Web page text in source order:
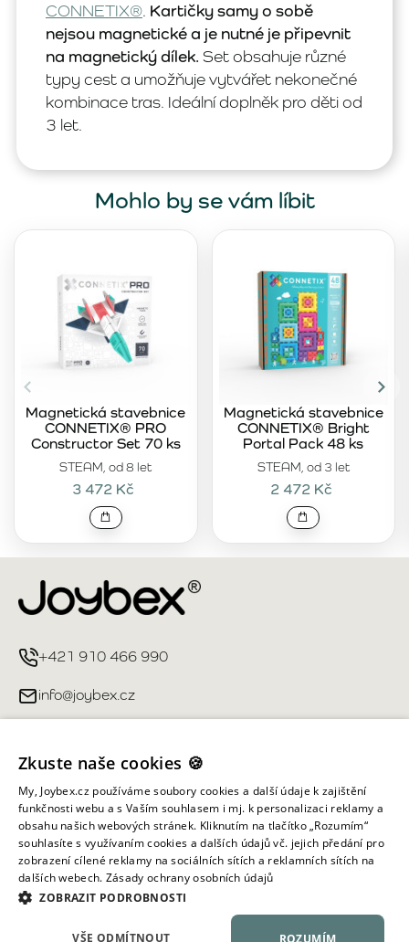
CONNETIX®. Kartičky samy o sobě
nejsou magnetické a je nutné je připevnit
na magnetický dílek. Set obsahuje různé
typy cest a umožňuje vytvářet nekonečné
kombinace tras. Ideální doplněk pro děti od
3 let.
Mohlo by se vám líbit
STEAM, od 8 let
Magnetická stavebnice
CONNETIX® PRO
Constructor Set 70 ks
3 472 Kč
STEAM, od 3 let
Magnetická stavebnice
CONNETIX® Bright
Portal Pack 48 ks
2 472 Kč
+421 910 466 990
info@joybex.cz
Můj účet
Informace obchodu
Všechna práva vyhrazena ©
Zkuste naše cookies 🍪
My, Joybex.cz používáme soubory cookies a další údaje k zajištění
funkčnosti webu a s Vaším souhlasem i mj. k personalizaci reklamy a
obsahu našich webových stránek. Kliknutím na tlačítko „Rozumím“
souhlasíte s využívaním cookies a dalších údajů vč. jejich předání pro
zobrazení cílené reklamy na sociálních sítích a reklamních sítích na
dalších webech. Zásady ochrany osobních údajů
ZOBRAZIT PODROBNOSTI
ROZUMÍM
VŠE ODMÍTNOUT